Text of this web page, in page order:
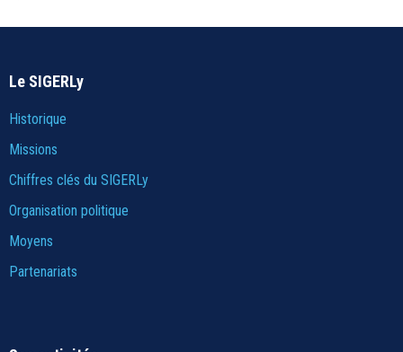
Le SIGERLy
Historique
Missions
Chiffres clés du SIGERLy
Organisation politique
Moyens
Partenariats